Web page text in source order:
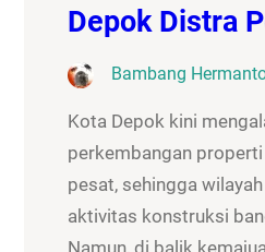
Depok Distra
Bambang
Kota Depok kini
perkembangan
pesat, sehingga
aktivitas konstruksi